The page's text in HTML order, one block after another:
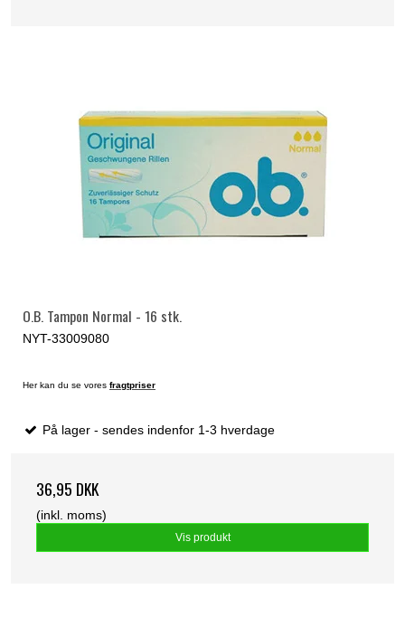
O.B. Tampon Normal - 16 stk.
NYT-33009080
Her kan du se vores fragtpriser
På lager - sendes indenfor 1-3 hverdage
36,95 DKK
(inkl. moms)
Vis produkt